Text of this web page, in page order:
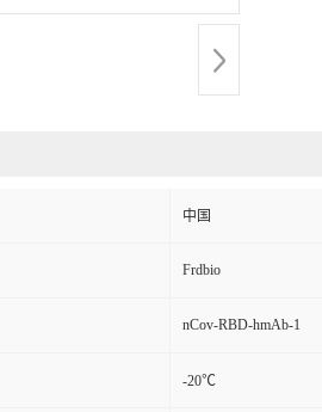
中国
Frdbio
nCov-RBD-hmAb-1
-20℃